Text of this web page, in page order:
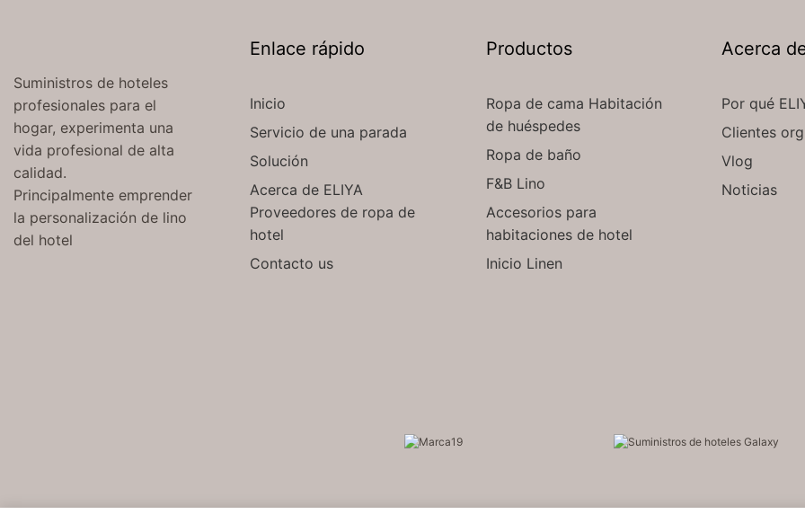
Suministros de hoteles
profesionales para el
hogar, experimenta una
vida profesional de alta
calidad.
Principalmente emprender
la personalización de lino
del hotel
Enlace rápido
Inicio
Servicio de una parada
Solución
Acerca de ELIYA
Proveedores de ropa de
hotel
Contacto us
Productos
Ropa de cama Habitación
de huéspedes
Ropa de baño
F&B Lino
Accesorios para
habitaciones de hotel
Inicio Linen
Acerca
Por qué
Clientes
Vlog
Noticias